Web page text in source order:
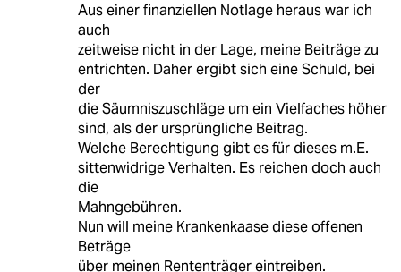
Aus einer finanziellen Notlage heraus war ich
auch
zeitweise nicht in der Lage, meine Beiträge zu
entrichten. Daher ergibt sich eine Schuld, bei
der
die Säumniszuschläge um ein Vielfaches höher
sind, als der ursprüngliche Beitrag.
Welche Berechtigung gibt es für dieses m.E.
sittenwidrige Verhalten. Es reichen doch auch
die
Mahngebühren.
Nun will meine Krankenkaase diese offenen
Beträge
über meinen Rententräger eintreiben.